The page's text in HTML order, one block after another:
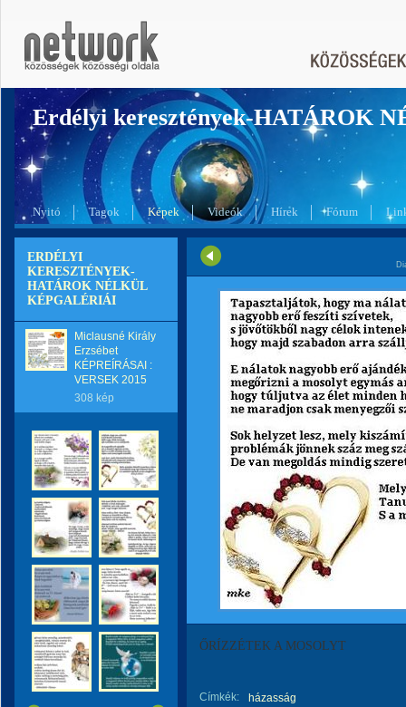
Erdélyi keresztények-HATÁROK
Nyitó Tagok Képek Videók Hírek Fórum
ERDÉLYI
KERESZTÉNYEK-
HATÁROK NÉLKÜL
KÉPGALÉRIÁI
Miclausné Király
Erzsébet
KÉPREÍRÁSAI :
VERSEK 2015
308 kép
ŐRÍZZÉTEK A MOSOLYT
Címkék:
házasság